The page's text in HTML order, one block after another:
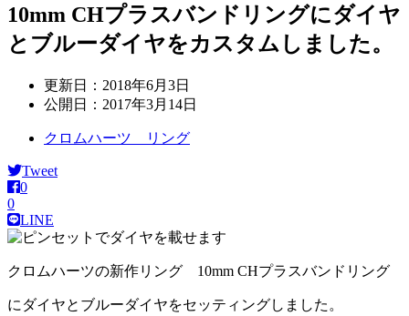
10mm CHプラスバンドリングにダイヤ
とブルーダイヤをカスタムしました。
更新日： 2018年6月3日
公開日： 2017年3月14日
クロムハーツ リング
Tweet
0
0
LINE
クロムハーツの新作リング 10mm CHプラスバンドリング
にダイヤとブルーダイヤをセッティングしました。